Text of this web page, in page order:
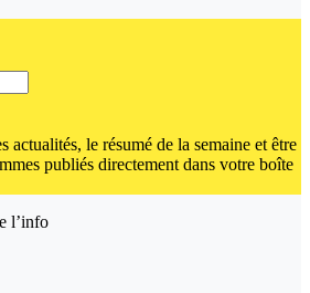
actualités, le résumé de la semaine et être
publiés directement dans votre boîte
l’info